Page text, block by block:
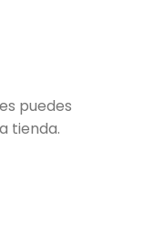
puedes
tienda.